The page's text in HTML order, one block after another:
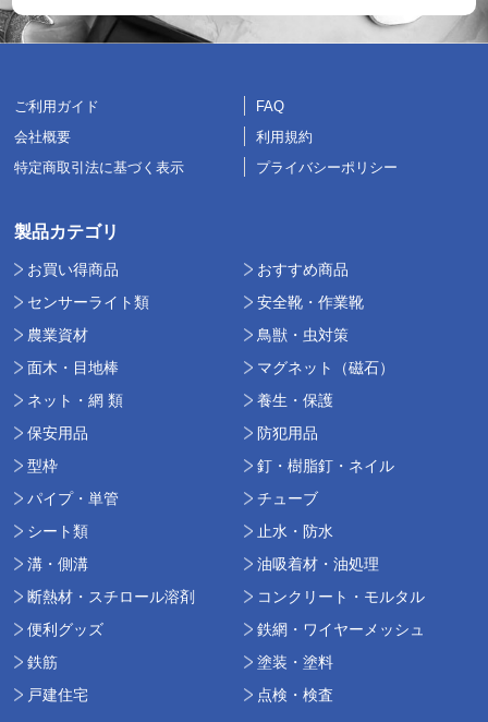
ご利用ガイド
FAQ
会社概要
利用規約
特定商取引法に基づく表示
プライバシーポリシー
製品カテゴリ
お買い得商品
おすすめ商品
センサーライト類
安全靴・作業靴
農業資材
鳥獣・虫対策
面木・目地棒
マグネット（磁石）
ネット・網 類
養生・保護
保安用品
防犯用品
型枠
釘・樹脂釘・ネイル
パイプ・単管
チューブ
シート類
止水・防水
溝・側溝
油吸着材・油処理
断熱材・スチロール溶剤
コンクリート・モルタル
便利グッズ
鉄網・ワイヤーメッシュ
鉄筋
塗装・塗料
戸建住宅
点検・検査